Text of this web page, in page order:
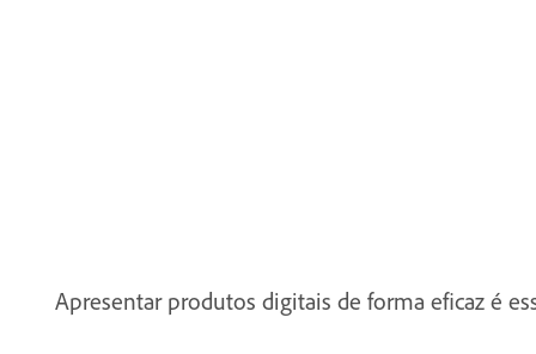
Apresentar produtos digitais de forma eficaz é